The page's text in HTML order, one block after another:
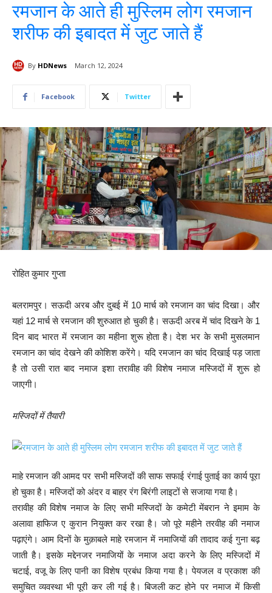
रमजान के आते ही मुस्लिम लोग रमजान
शरीफ की इबादत में जुट जाते हैं
By HDNews March 12, 2024
Facebook Twitter
रोहित कुमार गुप्ता
बलरामपुर। सऊदी अरब और दुबई में 10 मार्च को रमजान का चांद दिखा। और
यहां 12 मार्च से रमजान की शुरुआत हो चुकी है। सऊदी अरब में चांद दिखने के 1
दिन बाद भारत में रमजान का महीना शुरू होता है। देश भर के सभी मुसलमान
रमजान का चांद देखने की कोशिश करेंगे। यदि रमजान का चांद दिखाई पड़ जाता
है तो उसी रात बाद नमाज इशा तरावीह की विशेष नमाज मस्जिदों में शुरू हो
जाएगी।
मस्जिदों में तैयारी
माहे रमजान की आमद पर सभी मस्जिदों की साफ सफाई रंगाई पुताई का कार्य पूरा
हो चुका है। मस्जिदों को अंदर व बाहर रंग बिरंगी लाइटों से सजाया गया है।
तरावीह की विशेष नमाज के लिए सभी मस्जिदों के कमेटी मेंबरान ने इमाम के
अलावा हाफिज ए कुरान नियुक्त कर रखा है। जो पूरे महीने तरवीह की नमाज
पढ़ाएंगे। आम दिनों के मुक़ाबले माहे रमजान में नमाजियों की तादाद कई गुना बढ़
जाती है। इसके मद्देनजर नमाजियों के नमाज अदा करने के लिए मस्जिदों में
चटाई, वजू के लिए पानी का विशेष प्रबंध किया गया है। पेयजल व प्रकाश की
समुचित व्यवस्था भी पूरी कर ली गई है। बिजली कट होने पर नमाज में किसी